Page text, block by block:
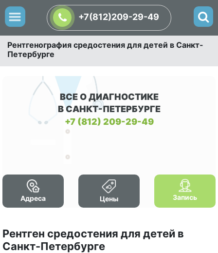
+7(812)209-29-49
Рентгенография средостения для детей в Санкт-
Петербурге
ВСЕ О ДИАГНОСТИКЕ
В САНКТ-ПЕТЕРБУРГЕ
+7 (812) 209-29-49
Адреса Цены Запись
Рентген средостения для детей в
Санкт-Петербурге